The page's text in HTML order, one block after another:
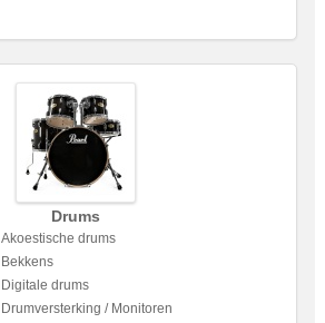
Drums
Akoestische drums
Bekkens
Digitale drums
Drumversterking / Monitoren